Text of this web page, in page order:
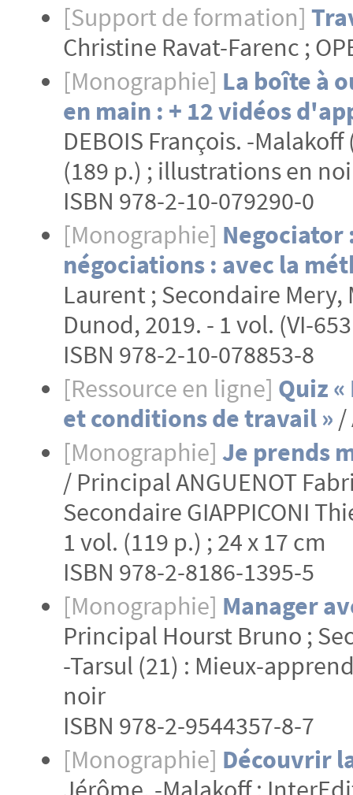
[Support de formation]
Christine Ravat-Farenc ;
[Monographie] La boîte à
en main : + 12 vidéos
DEBOIS François. -
(189 p.) ; illustrations en
ISBN 978-2-10-079290-0
[Monographie] Negociator
négociations : avec la
Laurent ; Secondaire
Dunod, 2019. - 1 vol. (VI-
ISBN 978-2-10-078853-8
[Ressource en ligne] Quiz
et conditions de travail » /
[Monographie] Je prends
/ Principal ANGUENOT
Secondaire GIAPPICONI
1 vol. (119 p.) ; 24 x 17 cm
ISBN 978-2-8186-1395-5
[Monographie] Manager
Principal Hourst Bruno ;
-Tarsul (21) : Mieux-
noir
ISBN 978-2-9544357-8-7
[Monographie] Découvrir